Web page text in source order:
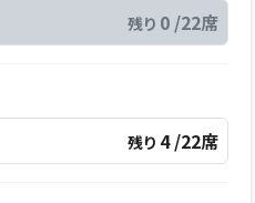
残り0 /22席
残り4 /22席